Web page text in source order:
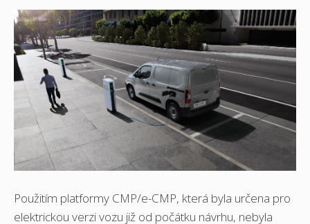
Použitím platformy CMP/e-CMP, která byla určena pro
elektrickou verzi vozu již od počátku návrhu, nebyla